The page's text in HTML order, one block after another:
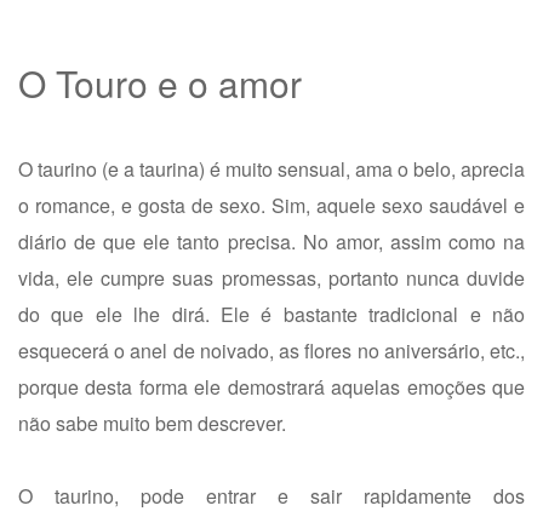
O Touro e o amor
O taurino (e a taurina) é muito sensual, ama o belo, aprecia
o romance, e gosta de sexo. Sim, aquele sexo saudável e
diário de que ele tanto precisa. No amor, assim como na
vida, ele cumpre suas promessas, portanto nunca duvide
do que ele lhe dirá. Ele é bastante tradicional e não
esquecerá o anel de noivado, as flores no aniversário, etc.,
porque desta forma ele demostrará aquelas emoções que
não sabe muito bem descrever.
O taurino, pode entrar e sair rapidamente dos